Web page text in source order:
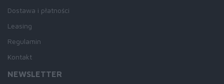
Dostawa i płatności
Leasing
Regulamin
Kontakt
NEWSLETTER